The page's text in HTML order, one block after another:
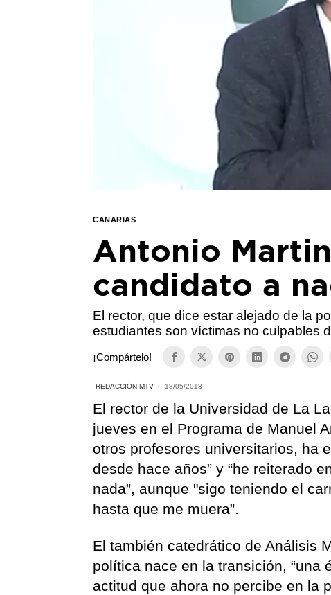
CANARIAS
Antonio
candidato a
El rector, que dice estar alejado de la
estudiantes son víctimas no culpables
¡Compártelo!
REDACCIÓN MTV 18/05/2018
El rector de la Universidad de La
jueves en el Programa de Manuel
otros profesores universitarios, ha
desde hace años” y “he reiterado
nada”, aunque "sigo teniendo el
hasta que me muera”.
El también catedrático de Análisis
política nace en la transición, “una
actitud que ahora no percibe en la